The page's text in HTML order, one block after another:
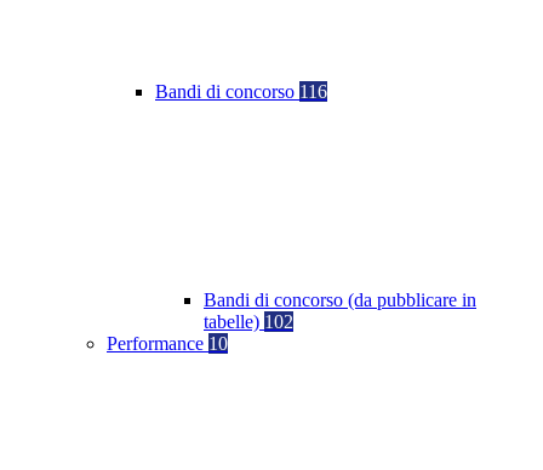
Bandi di concorso 116
Bandi di concorso (da pubblicare in
tabelle) 102
Performance 10